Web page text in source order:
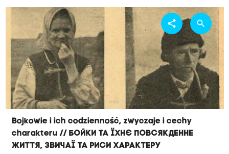
Bojkowie i ich codzienność, zwyczaje i cechy
charakteru // Бойки та їхнє повсякденне
життя, звичаї та риси характеру
share search